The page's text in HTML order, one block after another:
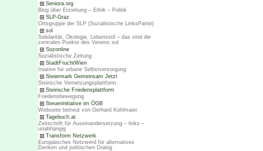
Seniora.org
Blog über Erziehung – Ethik – Politik
SLP-Graz
Ortsgruppe der SLP (Sozialistische LinksPartei)
sol
Solidarität, Ökologie, Lebensstil – das sind die
zentralen Punkte des Vereins sol
Sozonline
Sozialistische Zeitung
StadtFruchtWien
Iniative für urbane Selbstversorgung
Steiermark Gemeinsam Jetzt
Steirische Vernetzungsplattform
Steirische Friedensplattform
Friedensbewegung
Steuerinitiative im ÖGB
Webseite betreut von Gerhard Kohlmaier
Tagebuch.at
Zeitschrift für Auseinandersetzung – links –
unabhängig
Transform Netzwerk
Europäisches Netzwerd für alternatives
Denken und politischen Dialog